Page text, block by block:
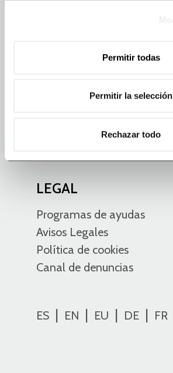
Permitir todas
Permitir la selección
Rechazar todo
+34 943 762 543
Celaya - Guanajuato
LEGAL
Programas de ayudas
Avisos Legales
Política de cookies
Canal de denuncias
ES EN EU DE FR